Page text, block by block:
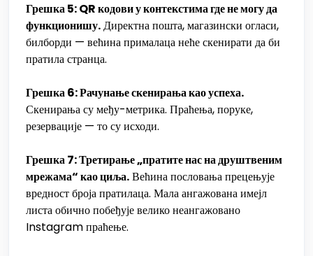
Грешка 5: QR кодови у контекстима где не могу да
функционишу.Директна пошта, магазински огласи,
билборди — већина прималаца неће скенирати да би
пратила странца.
Грешка 6: Рачунање скенирања као успеха.
Скенирања су међу-метрика. Праћења, поруке,
резервације — то су исходи.
Грешка 7: Третирање „пратите нас на друштвеним
мрежама“ као циља.Већина пословања прецењује
вредност броја пратилаца. Мала ангажована имејл
листа обично побеђује велико неангажовано
Instagram праћење.